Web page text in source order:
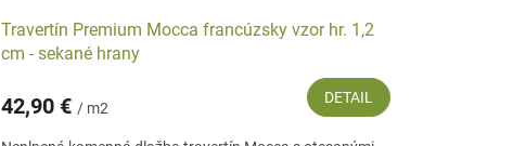
Travertín Premium Mocca francúzsky vzor hr. 1,2
cm - sekané hrany
42,90 € / m2
DETAIL